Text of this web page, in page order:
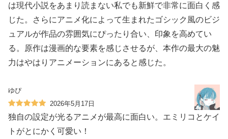
は現代小説をあまり読まない私でも新鮮で非常に面白く感
じた。さらにアニメ化によって生まれたゴシック風のビジ
ュアルが作品の雰囲気にぴったり合い、印象を高めてい
る。原作は漫画的な要素を感じさせるが、本作の最大の魅
力はやはりアニメーションにあると感じた。
ゆぴ
2026年5月17日
独自の設定が光るアニメが最高に面白い。エミリコとケイ
トがとにかく可愛い！